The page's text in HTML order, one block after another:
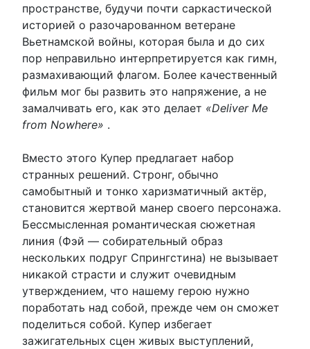
пространстве, будучи почти саркастической
историей о разочарованном ветеране
Вьетнамской войны, которая была и до сих
пор неправильно интерпретируется как гимн,
размахивающий флагом. Более качественный
фильм мог бы развить это напряжение, а не
замалчивать его, как это делает «Deliver Me
from Nowhere» .
Вместо этого Купер предлагает набор
странных решений. Стронг, обычно
самобытный и тонко харизматичный актёр,
становится жертвой манер своего персонажа.
Бессмысленная романтическая сюжетная
линия (Фэй — собирательный образ
нескольких подруг Спрингстина) не вызывает
никакой страсти и служит очевидным
утверждением, что нашему герою нужно
поработать над собой, прежде чем он сможет
поделиться собой. Купер избегает
зажигательных сцен живых выступлений,